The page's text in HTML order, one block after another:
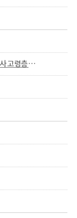
2026년 5월 경제활동인구조사 고령층 부가조사 결과